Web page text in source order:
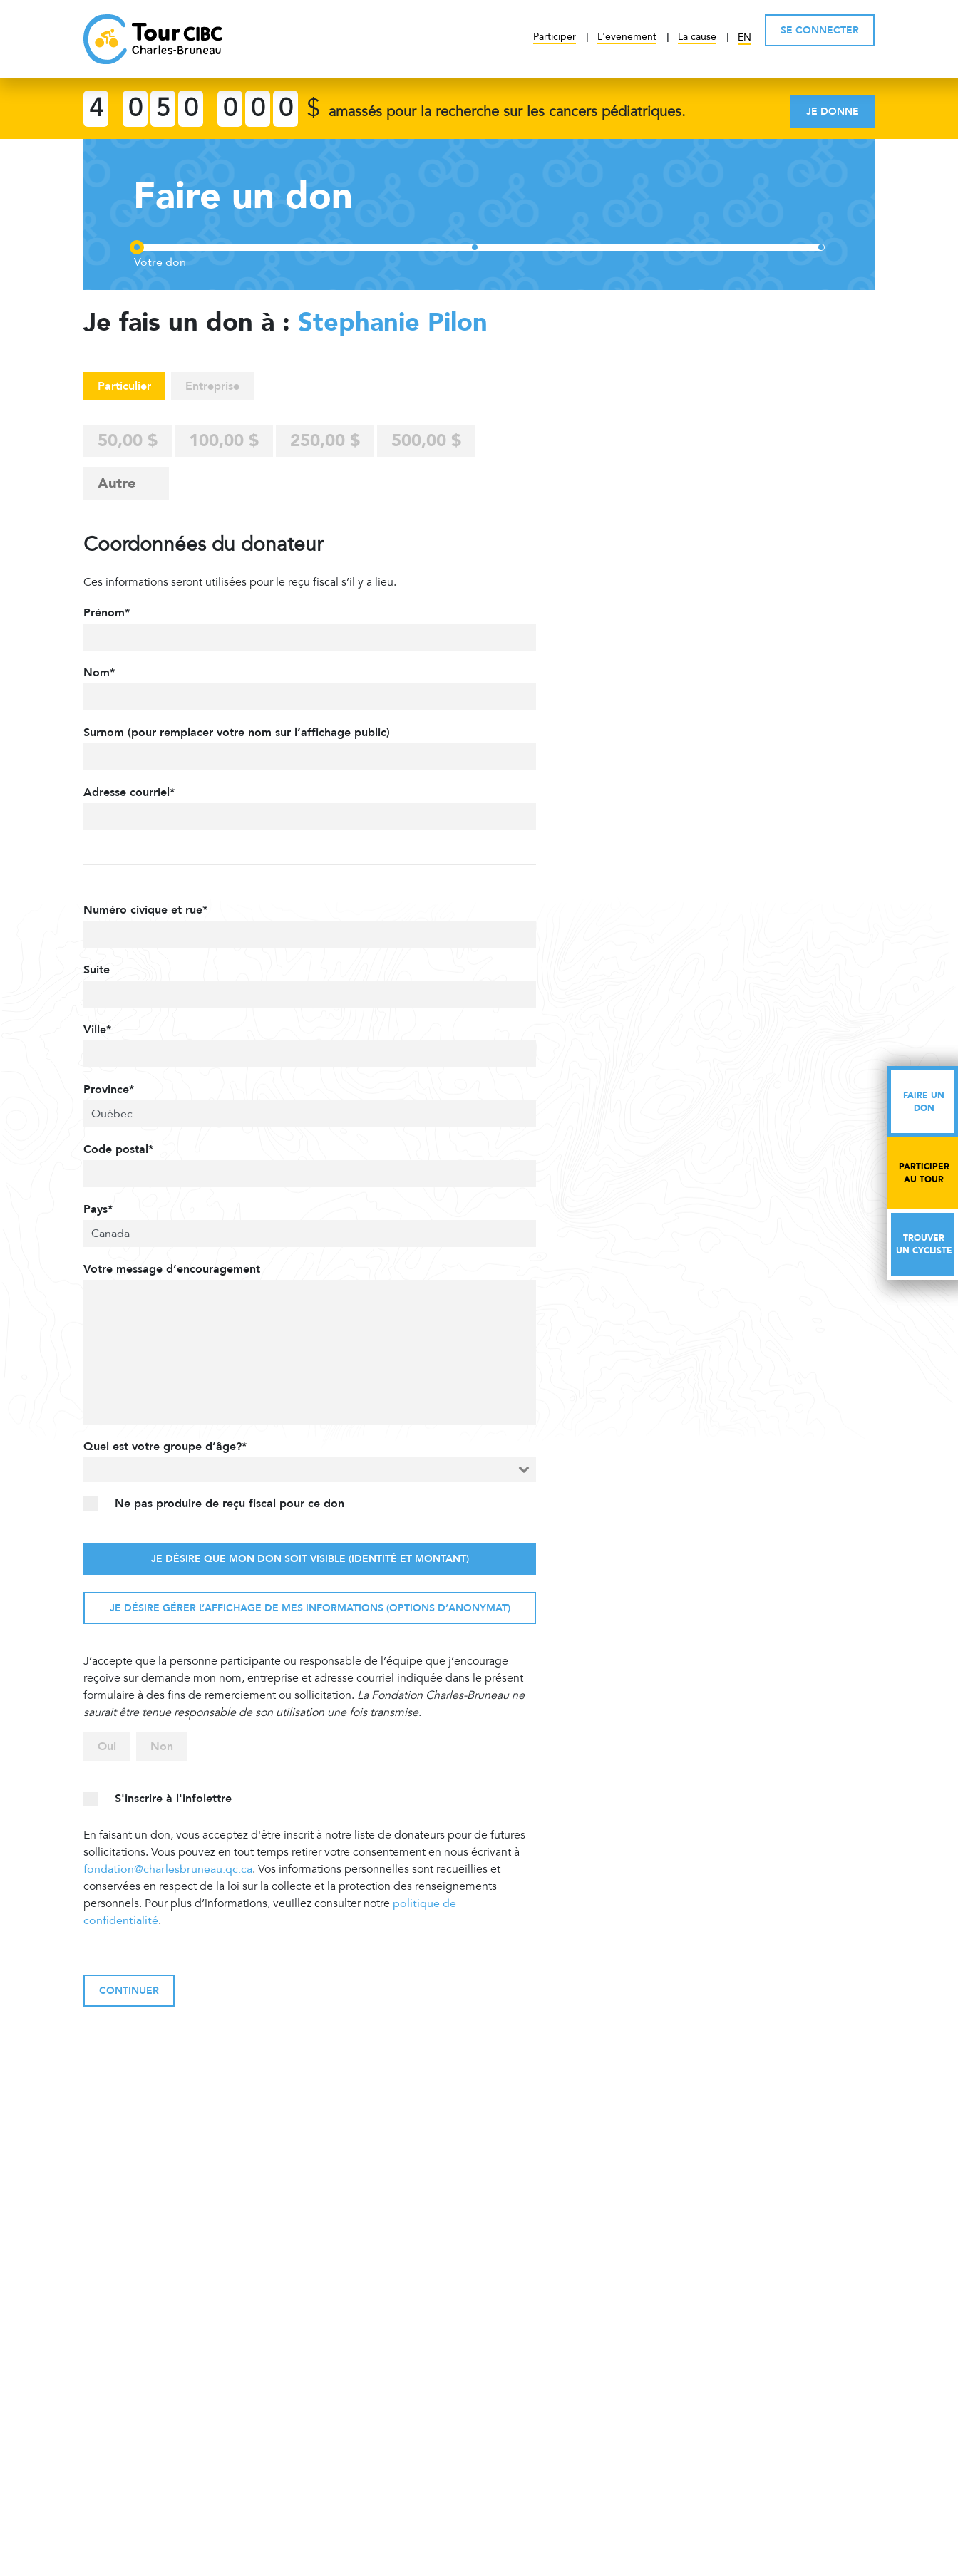
Participer L'événement La cause EN
SE CONNECTER
FAIRE UN
DON
PARTICIPER
AU TOUR
TROUVER
UN CYCLISTE
4 0 5 0 0 0 0 $ amassés pour la recherche sur les cancers pédiatriques. JE DONNE
Faire un don
Je fais un don à : Stephanie Pilon
Particulier Entreprise
50,00 $ 100,00 $ 250,00 $ 500,00 $
Coordonnées du donateur
Ces informations seront utilisées pour le reçu fiscal s’il y a lieu.
Prénom*
Nom*
Surnom (pour remplacer votre nom sur l’affichage public)
Adresse courriel*
Numéro civique et rue*
Suite
Ville*
Province*
Code postal*
Pays*
Votre message d’encouragement
Quel est votre groupe d’âge?*
Ne pas produire de reçu fiscal pour ce don
JE DÉSIRE QUE MON DON SOIT VISIBLE (IDENTITÉ ET MONTANT)
JE DÉSIRE GÉRER L’AFFICHAGE DE MES INFORMATIONS (OPTIONS D’ANONYMAT)
J’accepte que la personne participante ou responsable de l’équipe que j’encourage
reçoive sur demande mon nom, entreprise et adresse courriel indiquée dans le présent
formulaire à des fins de remerciement ou sollicitation. La Fondation Charles-Bruneau ne
saurait être tenue responsable de son utilisation une fois transmise.
Oui Non
S'inscrire à l'infolettre
En faisant un don, vous acceptez d'être inscrit à notre liste de donateurs pour de futures
sollicitations. Vous pouvez en tout temps retirer votre consentement en nous écrivant à
fondation@charlesbruneau.qc.ca. Vos informations personnelles sont recueillies et
conservées en respect de la loi sur la collecte et la protection des renseignements
personnels. Pour plus d’informations, veuillez consulter notre politique de
confidentialité.
CONTINUER
FAIRE UN
DON
PARTICIPER
AU TOUR
TROUVER
UN CYCLISTE